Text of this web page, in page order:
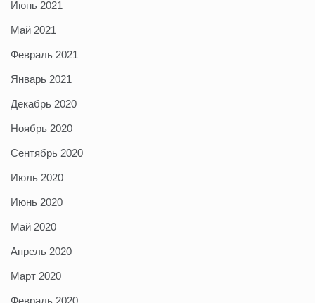
Июнь 2021
Май 2021
Февраль 2021
Январь 2021
Декабрь 2020
Ноябрь 2020
Сентябрь 2020
Июль 2020
Июнь 2020
Май 2020
Апрель 2020
Март 2020
Февраль 2020